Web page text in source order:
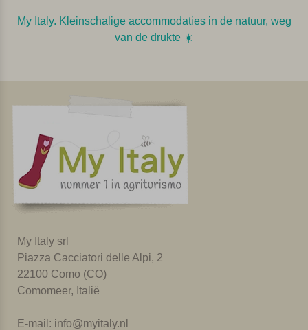
My Italy. Kleinschalige accommodaties in de natuur, weg
van de drukte ☀️️
My Italy srl
Piazza Cacciatori delle Alpi, 2
22100 Como (CO)
Comomeer, Italië
E-mail: info@myitaly.nl